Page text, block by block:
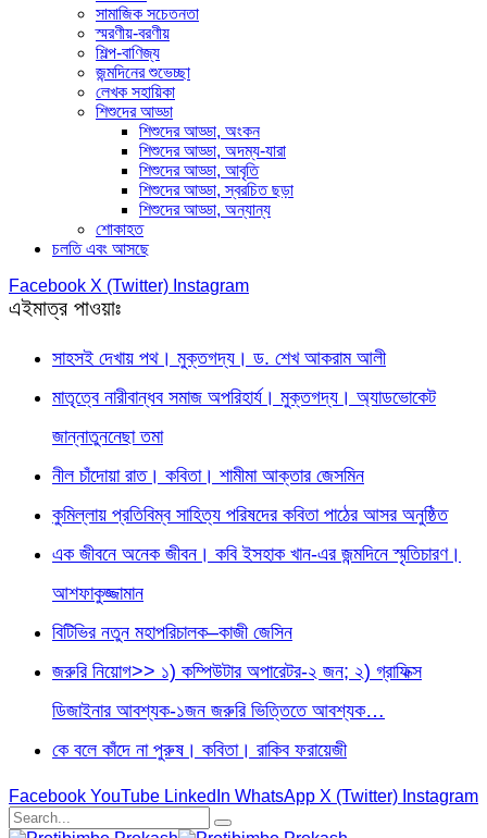
সামাজিক সচেতনতা
স্মরণীয়-বরণীয়
শিল্প-বাণিজ্য
জন্মদিনের শুভেচ্ছা
লেখক সহায়িকা
শিশুদের আড্ডা
শিশুদের আড্ডা, অংকন
শিশুদের আড্ডা, অদম্য-যারা
শিশুদের আড্ডা, আবৃতি
শিশুদের আড্ডা, স্বরচিত ছড়া
শিশুদের আড্ডা, অন্যান্য
শোকাহত
চলতি এবং আসছে
Facebook X (Twitter) Instagram
এইমাত্র পাওয়াঃ
সাহসই দেখায় পথ। মুক্তগদ্য। ড. শেখ আকরাম আলী
মাতৃত্বে নারীবান্ধব সমাজ অপরিহার্য। মুক্তগদ্য। অ্যাডভোকেট
জান্নাতুননেছা তমা
নীল চাঁদোয়া রাত। কবিতা। শামীমা আক্তার জেসমিন
কুমিল্লায় প্রতিবিম্ব সাহিত্য পরিষদের কবিতা পাঠের আসর অনুষ্ঠিত
এক জীবনে অনেক জীবন। কবি ইসহাক খান-এর জন্মদিনে স্মৃতিচারণ।
আশফাকুজ্জামান
বিটিভির নতুন মহাপরিচালক–কাজী জেসিন
জরুরি নিয়োগ>> ১) কম্পিউটার অপারেটর-২ জন; ২) গ্রাফিক্স
ডিজাইনার আবশ্যক-১জন জরুরি ভিত্তিতে আবশ্যক…
কে বলে কাঁদে না পুরুষ। কবিতা। রাকিব ফরায়েজী
Facebook YouTube LinkedIn WhatsApp X (Twitter) Instagram